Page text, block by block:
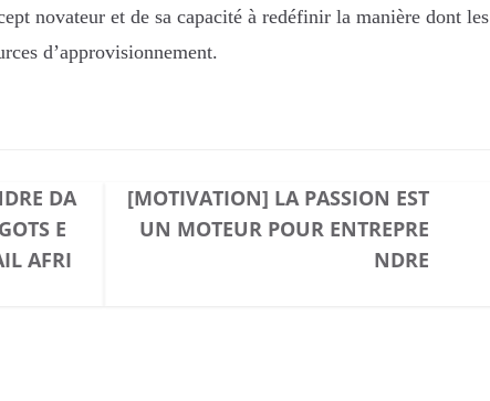
novateur et de sa capacité à redéfinir la manière dont les
d’approvisionnement.
DA
E
AFRI
[MOTIVATION] LA PASSION EST
UN MOTEUR POUR ENTREPRE
NDRE